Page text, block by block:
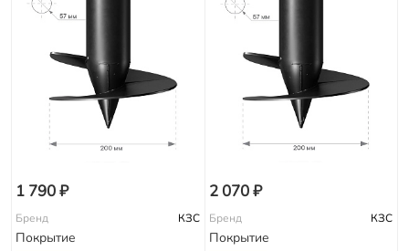
1 790 ₽
Бренд КЗС
Покрытие
2 070 ₽
Бренд КЗС
Покрытие